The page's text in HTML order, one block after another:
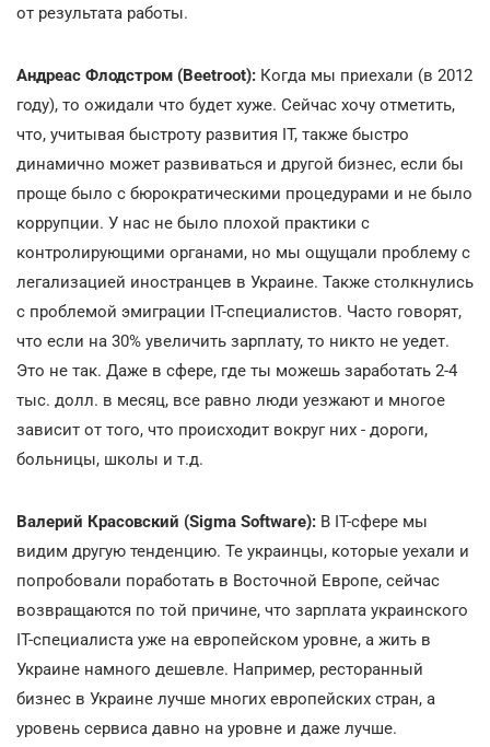
от результата работы.
Андреас Флодстром (Beetroot): Когда мы приехали (в 2012
году), то ожидали что будет хуже. Сейчас хочу отметить,
что, учитывая быстроту развития IT, также быстро
динамично может развиваться и другой бизнес, если бы
проще было с бюрократическими процедурами и не было
коррупции. У нас не было плохой практики с
контролирующими органами, но мы ощущали проблему с
легализацией иностранцев в Украине. Также столкнулись
с проблемой эмиграции IT-специалистов. Часто говорят,
что если на 30% увеличить зарплату, то никто не уедет.
Это не так. Даже в сфере, где ты можешь заработать 2-4
тыс. долл. в месяц, все равно люди уезжают и многое
зависит от того, что происходит вокруг них - дороги,
больницы, школы и т.д.
Валерий Красовский (Sigma Software): В IT-сфере мы
видим другую тенденцию. Те украинцы, которые уехали и
попробовали поработать в Восточной Европе, сейчас
возвращаются по той причине, что зарплата украинского
IT-специалиста уже на европейском уровне, а жить в
Украине намного дешевле. Например, ресторанный
бизнес в Украине лучше многих европейских стран, а
уровень сервиса давно на уровне и даже лучше.